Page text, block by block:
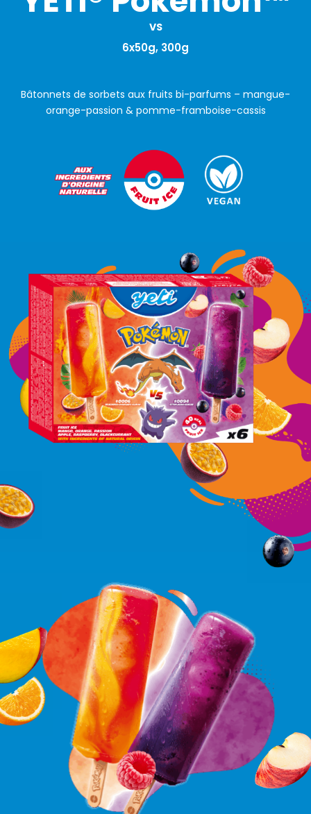
VS
6x50g, 300g
Bâtonnets de sorbets aux fruits bi-parfums – mangue-
orange-passion & pomme-framboise-cassis